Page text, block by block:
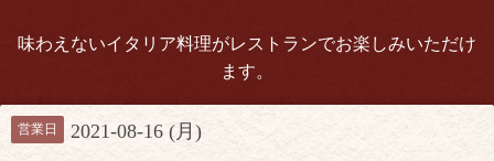
味わえないイタリア料理がレストランでお楽しみいただけ
ます。
営業日 2021-08-16 (月)